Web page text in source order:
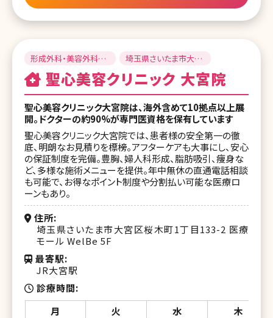
形成外科・美容外科・
美容皮膚科
埼玉県さいたま市大宮
聖心美容クリニック 大宮院
聖心美容クリニック大宮院は、海外含めて10拠点以上展
開。ドクターの約90%が専門医資格を保有しています
聖心美容クリニック大宮院では、患者様の安全第一の徹
底、明朗なお見積りを標榜。アフターケアも大事にし、安心
の保証制度を完備。豊胸、婦人科形成、脂肪吸引、痩身な
ど、多様な施術メニューを提供。年中無休の直通電話相談
も可能で、お得なポイント制度や分割払い可能な医療ロ
ーンもあり。
住所
埼玉県さいたま市大宮区桜木町1丁目133-2 医療
モール WelBe 5F
最寄駅
JR大宮駅
診療時間
月
火 水 木